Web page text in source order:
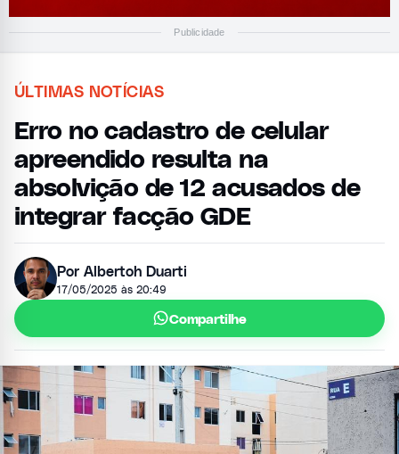
Publicidade
ÚLTIMAS NOTÍCIAS
Erro no cadastro de celular
apreendido resulta na
absolvição de 12 acusados de
integrar facção GDE
Por Albertoh Duarti
17/05/2025 às 20:49
Compartilhe